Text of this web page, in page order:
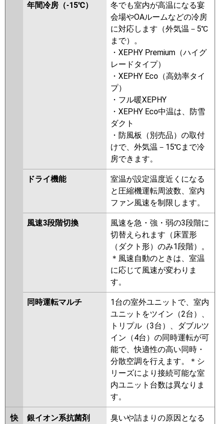
年間冷房（-15℃）
冬でも室内が高温になる宴
会場やOAルームなどの冷房
に対応します（外気温－5℃
まで）。
・XEPHY Premium（ハイグ
レードタイプ）
・XEPHY Eco（高効率タイ
プ）
・フル暖XEPHY
・XEPHY Eco中温は、防雪
ダクト
・防風板（別売品）の取付
けで、外気温－15℃まで冷
房できます。
ドライ機能
室温が設定温度近くになる
と圧縮機運転周波数、室内
ファン風速を制限します。
風速3段階切換
風速を急・強・弱の3段階に
切替えられます（床置形
（ダクト形）のみ1段階）。
＊風速自動のときは、室温
に応じて風速が変わりま
す。
同時運転マルチ
1台の室外ユニットで、室内
ユニットをツイン（2台）、
トリプル（3台）、ダブルツ
イン（4台）の同時運転が可
能で、快適性の高い同時・
分散空調を行えます。＊シ
リーズにより接続可能な室
内ユニット台数は異なりま
す。
快 銀イオン系抗菌剤 臭いや詰まりの原因となる